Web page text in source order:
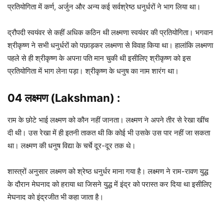
प्रतियोगिता में कर्ण, अर्जुन और अन्य कई सर्वश्रेष्ठ धनुर्धरों ने भाग लिया था।
द्रौपदी स्वयंवर से कहीं अधिक कठिन थी लक्ष्मणा स्वयंवर की प्रतियोगिता। भगवान
श्रीकृष्ण ने सभी धनुर्धरों को पछाड़कर लक्ष्मणा से विवाह किया था। हालांकि लक्ष्मणा
पहले से ही श्रीकृष्ण के अपना पति मान चुकी थी इसीलिए श्रीकृष्ण को इस
प्रतियोगिता में भाग लेना पड़ा। श्रीकृष्ण के धनुष का नाम शारंग था।
04 लक्ष्मण (Lakshman) :
राम के छोटे भाई लक्ष्मण को कौन नहीं जानता। लक्ष्मण ने अपने तीर से रेखा खींच
दी थी। उस रेखा में ही इतनी ताकत थी कि कोई भी उसके उस पार नहीं जा सकता
था। लक्ष्मण की धनुष विद्या के चर्चे दूर-दूर तक थे।
शास्त्रों अनुसार लक्ष्मण को श्रेष्ठ धनुर्धर माना गया है। लक्ष्मण ने राम-रावण युद्ध
के दौरान मेघनाद को हराया था जिसने युद्ध में इंद्र को परास्त कर दिया था इसीलिए
मेघनाद को इंद्रजीत भी कहा जाता है।